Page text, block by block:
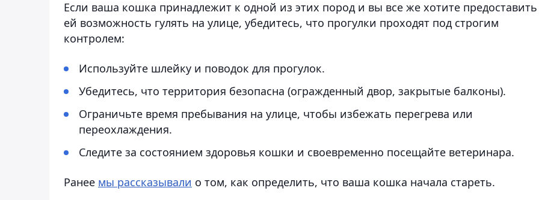
Если ваша кошка принадлежит к одной из этих пород и вы все же хотите предоставить
ей возможность гулять на улице, убедитесь, что прогулки проходят под строгим
контролем:
Используйте шлейку и поводок для прогулок.
Убедитесь, что территория безопасна (огражденный двор, закрытые балконы).
Ограничьте время пребывания на улице, чтобы избежать перегрева или
переохлаждения.
Следите за состоянием здоровья кошки и своевременно посещайте ветеринара.
Ранее мы рассказывали о том, как определить, что ваша кошка начала стареть.